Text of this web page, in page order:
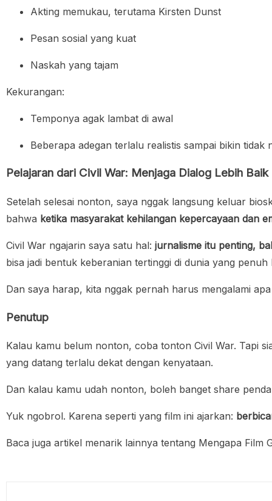
Akting memukau, terutama Kirsten Dunst
Pesan sosial yang kuat
Naskah yang tajam
Kekurangan:
Temponya agak lambat di awal
Beberapa adegan terlalu realistis sampai bikin tidak
Pelajaran dari Civil War: Menjaga Dialog Lebih
Setelah selesai nonton, saya nggak langsung keluar
bahwa ketika masyarakat kehilangan kepercayaan dan
Civil War ngajarin saya satu hal: jurnalisme itu penting,
bisa jadi bentuk keberanian tertinggi di dunia yang penuh
Dan saya harap, kita nggak pernah harus mengalami
Penutup
Kalau kamu belum nonton, coba tonton Civil War. Tapi
yang datang terlalu dekat dengan kenyataan.
Dan kalau kamu udah nonton, boleh banget share
Yuk ngobrol. Karena seperti yang film ini ajarkan:
Baca juga artikel menarik lainnya tentang Mengapa